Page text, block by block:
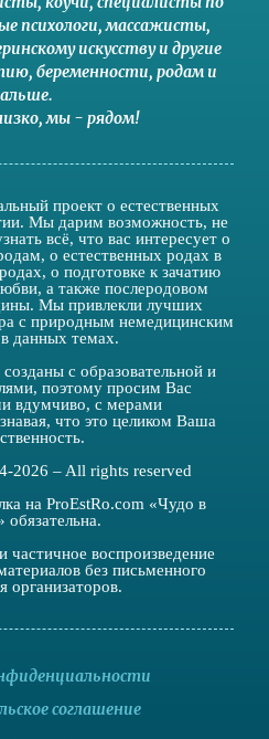
психологи,массажисты,
искусствуи другие
, беременности, родами
.
,мы - рядом!
проект о естественных
Мы дарим возможность, не
всё, что вас интересует о
о естественных родах в
о подготовке к зачатию
а также послеродовом
Мы привлекли лучших
с природным немедицинским
данных темах.
с образовательной и
поэтому просим Вас
вдумчиво, с мерами
что это целиком Ваша
2026 – All rights reserved
на ProEstRo.com «Чудо в
обязательна.
частичное воспроизведение
без письменного
организаторов.
соглашение